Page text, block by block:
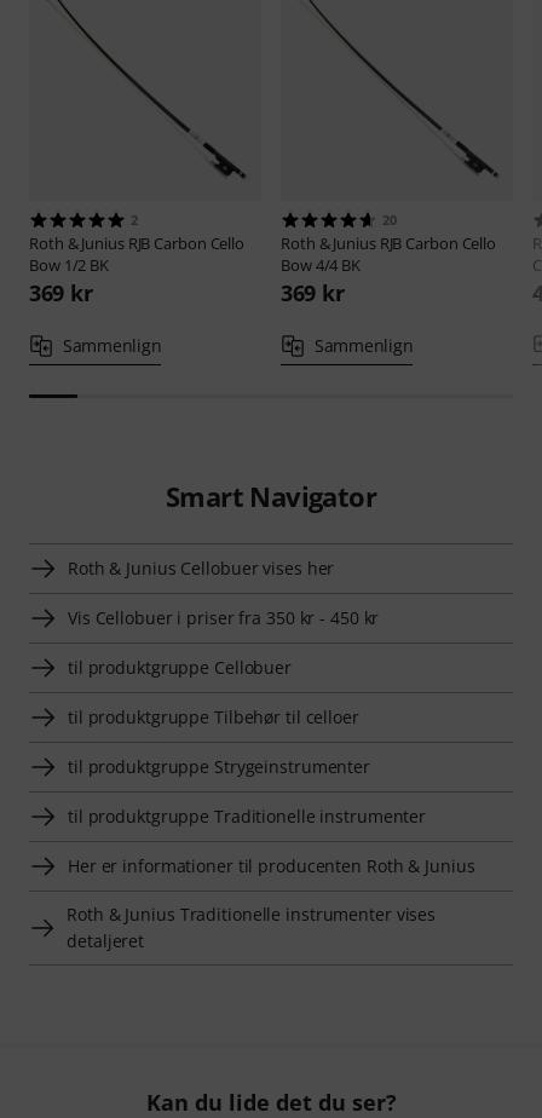
2
Roth & Junius RJB Carbon Cello
Bow 1/2 BK
369 kr
Sammenlign
20
Roth & Junius RJB Carbon Cello
Bow 4/4 BK
369 kr
Sammenlign
Smart Navigator
Roth & Junius Cellobuer vises her
Vis Cellobuer i priser fra 350 kr - 450 kr
til produktgruppe Cellobuer
til produktgruppe Tilbehør til celloer
til produktgruppe Strygeinstrumenter
til produktgruppe Traditionelle instrumenter
Her er informationer til producenten Roth & Junius
Roth & Junius Traditionelle instrumenter vises
detaljeret
Kan du lide det du ser?